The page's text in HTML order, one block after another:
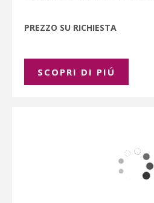
PREZZO SU RICHIESTA
SCOPRI DI PIÚ